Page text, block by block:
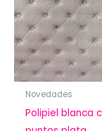
Novedades
Polipiel blanca